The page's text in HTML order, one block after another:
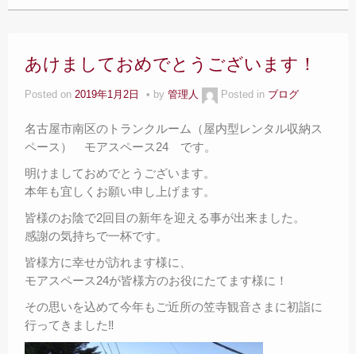
あけましておめでとうございます！
Posted on 2019年1月2日 by 管理人 Posted in ブログ
名古屋市南区のトランクルーム（屋内型レンタル収納ス
ペース） モアスペース24 です。
明けましておめでとうございます。
本年も宜しくお願い申し上げます。
皆様のお陰で2回目の新年を迎える事が出来ました。
感謝の気持ちで一杯です。
皆様方に幸せが訪れます様に、
モアスペース24が皆様方のお役にたてます様に！
その思いを込めて今年もご近所の笠寺観音さまに初詣に
行ってきました‼